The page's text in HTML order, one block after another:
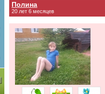
Полина
20 лет 6 месяцев